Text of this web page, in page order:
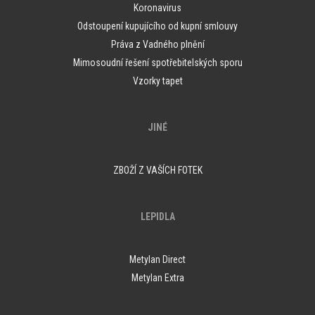
Koronavirus
Odstoupení kupujícího od kupní smlouvy
Práva z Vadného plnění
Mimosoudní řešení spotřebitelských sporu
Vzorky tapet
JINÉ
ZBOŽÍ Z VAŠÍCH FOTEK
LEPIDLA
Metylan Direct
Metylan Extra